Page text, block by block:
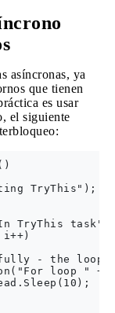
asíncronas, ya
que tienen
es usar
el siguiente
TryThis");
TryThis
- the loop
loop " +